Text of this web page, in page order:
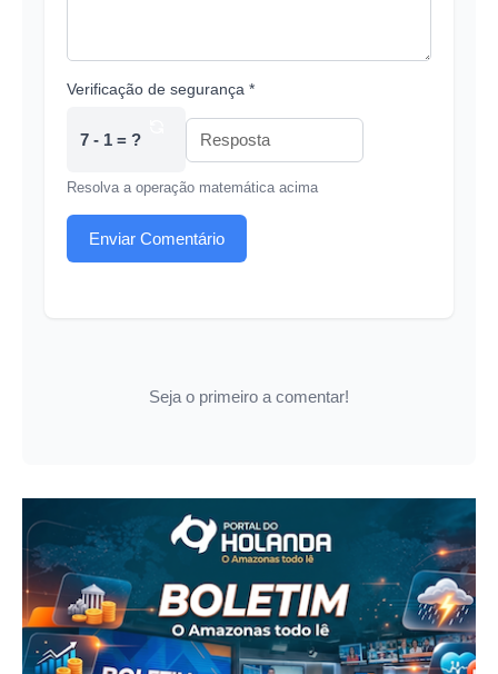
Verificação de segurança *
7 - 1 = ?
Resolva a operação matemática acima
Enviar Comentário
Seja o primeiro a comentar!